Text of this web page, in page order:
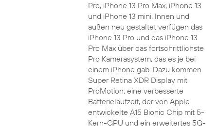
Pro, iPhone 13 Pro Max, iPhone 13
und iPhone 13 mini. Innen und
außen neu gestaltet verfügen das
iPhone 13 Pro und das iPhone 13
Pro Max über das fortschrittlichste
Pro Kamerasystem, das es je bei
einem iPhone gab. Dazu kommen
Super Retina XDR Display mit
ProMotion, eine verbesserte
Batterielaufzeit, der von Apple
entwickelte A15 Bionic Chip mit 5-
Kern-GPU und ein erweitertes 5G-